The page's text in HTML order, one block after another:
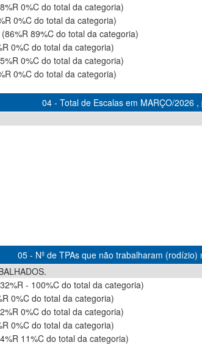
0%C do total da categoria)
0%C do total da categoria)
89%C do total da categoria)
0%C do total da categoria)
0%C do total da categoria)
0%C do total da categoria)
04 - Total de Escalas em MARÇO/2026
05 - Nº de TPAs que não trabalharam (rodízio)
- 100%C do total da categoria)
0%C do total da categoria)
0%C do total da categoria)
0%C do total da categoria)
11%C do total da categoria)